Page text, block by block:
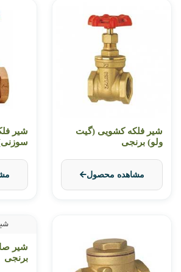
شیر فلکه کشویی (گیت
ولو) برنجی
مشاهده محصول
شیر
شیر
برنجی